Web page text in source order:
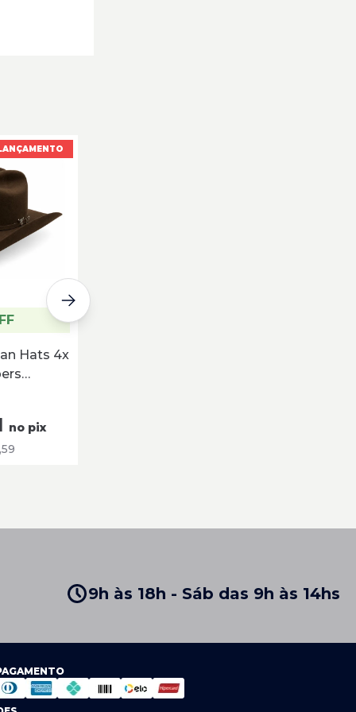
LANÇAMENTO
Hats 4x
no pix
9h às 18h - Sáb das 9h às 14hs